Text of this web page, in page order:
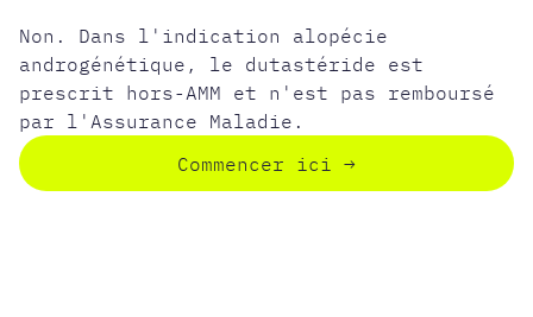
Non. Dans l'indication alopécie
androgénétique, le dutastéride est
prescrit hors-AMM et n'est pas remboursé
par l'Assurance Maladie.
Commencer ici
→